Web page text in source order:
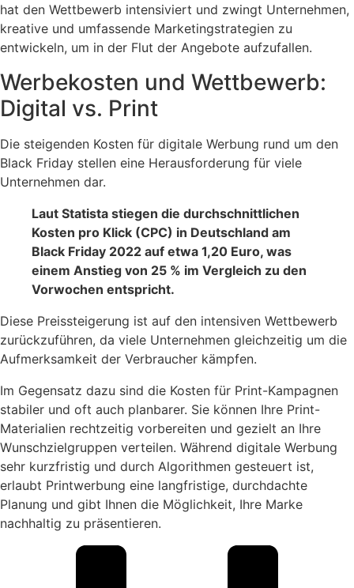
hat den Wettbewerb intensiviert und zwingt Unternehmen,
kreative und umfassende Marketingstrategien zu
entwickeln, um in der Flut der Angebote aufzufallen.
Werbekosten und Wettbewerb:
Digital vs. Print
Die steigenden Kosten für digitale Werbung rund um den
Black Friday stellen eine Herausforderung für viele
Unternehmen dar.
Laut Statista stiegen die durchschnittlichen
Kosten pro Klick (CPC) in Deutschland am
Black Friday 2022 auf etwa 1,20 Euro, was
einem Anstieg von 25 % im Vergleich zu den
Vorwochen entspricht.
Diese Preissteigerung ist auf den intensiven Wettbewerb
zurückzuführen, da viele Unternehmen gleichzeitig um die
Aufmerksamkeit der Verbraucher kämpfen.
Im Gegensatz dazu sind die Kosten für Print-Kampagnen
stabiler und oft auch planbarer. Sie können Ihre Print-
Materialien rechtzeitig vorbereiten und gezielt an Ihre
Wunschzielgruppen verteilen. Während digitale Werbung
sehr kurzfristig und durch Algorithmen gesteuert ist,
erlaubt Printwerbung eine langfristige, durchdachte
Planung und gibt Ihnen die Möglichkeit, Ihre Marke
nachhaltig zu präsentieren.